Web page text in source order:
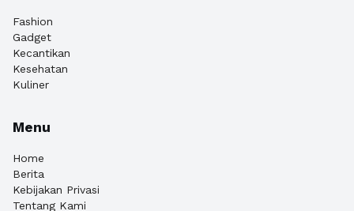
Fashion
Gadget
Kecantikan
Kesehatan
Kuliner
Menu
Home
Berita
Kebijakan Privasi
Tentang Kami